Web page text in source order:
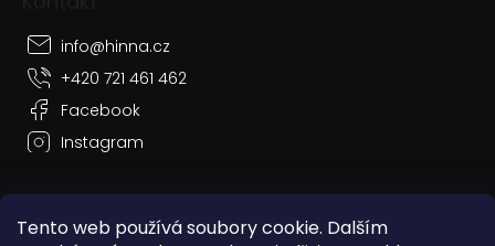
Tento web používá soubory cookie. Dalším
info@hinna.cz
+420 721 461 462
Facebook
Instagram